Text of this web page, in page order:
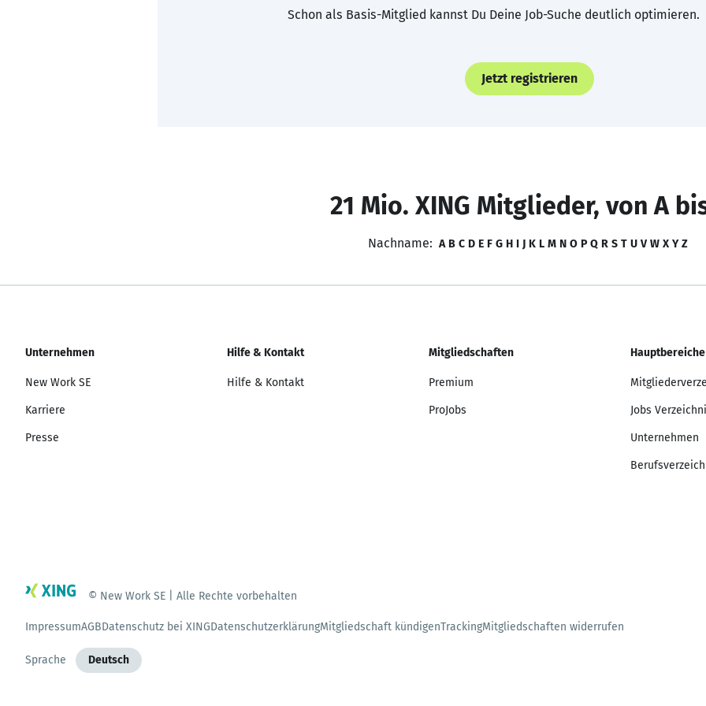
Schon als Basis-Mitglied kannst Du Deine Job-Suche deutlich optimieren.
Jetzt registrieren
21 Mio. XING Mitglieder, von A
Nachname: A B C D E F G H I J K L M N O P Q R S T U V W X Y Z
Unternehmen
New Work SE
Karriere
Presse
Hilfe & Kontakt
Hilfe & Kontakt
Mitgliedschaften
Premium
ProJobs
Hauptbereiche
Jobs
Unternehmen
© New Work SE | Alle Rechte vorbehalten
ImpressumAGBDatenschutz bei XINGDatenschutzerklärungMitgliedschaft kündigenTrackingMitgliedschaften widerrufen
Sprache Deutsch